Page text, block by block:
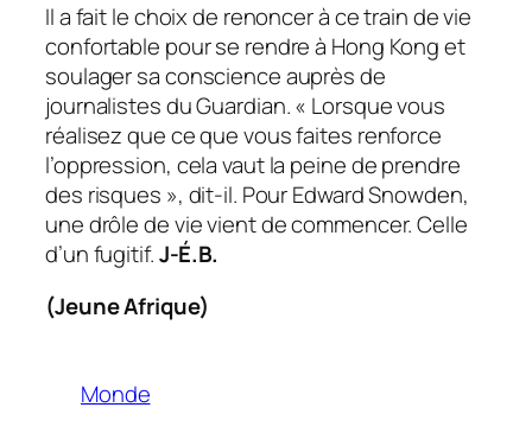
Il a fait le choix de renoncer à ce train de vie
confortable pour se rendre à Hong Kong et
soulager sa conscience auprès de
journalistes du Guardian. « Lorsque vous
réalisez que ce que vous faites renforce
l’oppression, cela vaut la peine de prendre
des risques », dit-il. Pour Edward Snowden,
une drôle de vie vient de commencer. Celle
d’un fugitif.J-É.B.
(Jeune Afrique)
Monde